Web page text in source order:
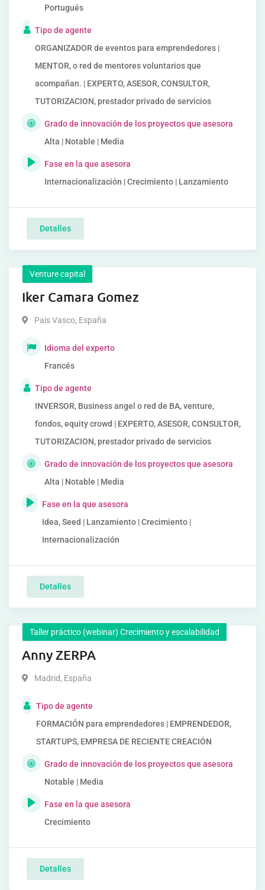
Portugués
Tipo de agente
ORGANIZADOR de eventos para emprendedores |
MENTOR, o red de mentores voluntarios que
acompañan. | EXPERTO, ASESOR, CONSULTOR,
TUTORIZACION, prestador privado de servicios
Grado de innovación de los proyectos que asesora
Alta | Notable | Media
Fase en la que asesora
Internacionalización | Crecimiento | Lanzamiento
Detalles
Venture capital
Iker Camara Gomez
Pais Vasco, España
Idioma del experto
Francés
Tipo de agente
INVERSOR, Business angel o red de BA, venture,
fondos, equity crowd | EXPERTO, ASESOR, CONSULTOR,
TUTORIZACION, prestador privado de servicios
Grado de innovación de los proyectos que asesora
Alta | Notable | Media
Fase en la que asesora
Idea, Seed | Lanzamiento | Crecimiento |
Internacionalización
Detalles
Taller práctico (webinar) Crecimiento y escalabilidad
Anny ZERPA
Madrid, España
Tipo de agente
FORMACIÓN para emprendedores | EMPRENDEDOR,
STARTUPS, EMPRESA DE RECIENTE CREACIÓN
Grado de innovación de los proyectos que asesora
Notable | Media
Fase en la que asesora
Crecimiento
Detalles